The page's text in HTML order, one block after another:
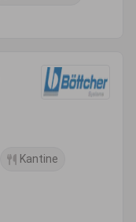
Kantine